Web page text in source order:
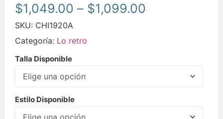
$1,049.00 – $1,099.00
SKU: CHI1920A
Categoría: Lo retro
Talla Disponible
Estilo Disponible